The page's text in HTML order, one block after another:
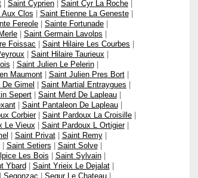
| Saint Cyprien | Saint Cyr La Roche |
Clos | Saint Etienne La Geneste|
Fereole | Sainte Fortunade |
| Saint Germain Lavolps |
Foissac | Saint Hilaire Les Courbes |
| Saint Hilaire Taurieux |
| Saint Julien Le Pelerin|
Maumont| Saint Julien Pres Bort|
Gimel | Saint Martial Entraygues |
Sepert | Saint Merd De Lapleau |
| Saint Pantaleon De Lapleau|
Corbier| Saint Pardoux La Croisille |
Le Vieux | Saint Pardoux L Ortigier|
| Saint Privat| Saint Remy|
| Saint Setiers | Saint Solve|
Les Bois | Saint Sylvain|
Ybard| Saint Yrieix Le Dejalat|
| Segonzac | Segur Le Chateau|